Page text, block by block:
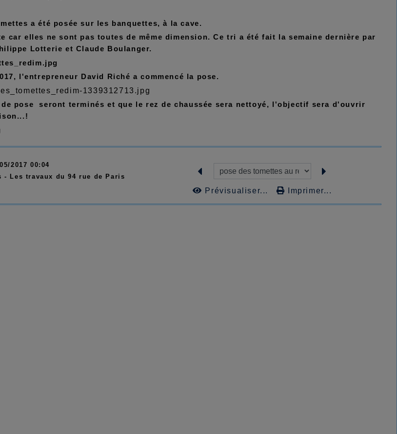
a été posée sur les banquettes, à la cave.
car elles ne sont pas toutes de même dimension. Ce tri a été fait la semaine dernière par
Lotterie et Claude Boulanger.
l'entrepreneur David Riché a commencé la pose.
de pose seront terminés et que le rez de chaussée sera nettoyé, l'objectif sera d'ouvrir
2017 00:04
- Les travaux du 94 rue de Paris
Prévisualiser... Imprimer...